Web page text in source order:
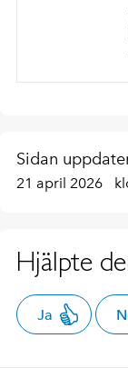
Sidan
21 april 2026
Hjälpte
Ja